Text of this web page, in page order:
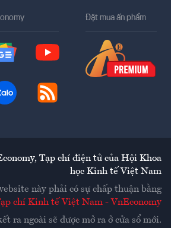
Đặt mua ấn phẩm
, Tạp chí điện tử của Hội Khoa
học Kinh tế Việt Nam
này phải có sự chấp thuận bằng
chí Kinh tế Việt Nam - VnEconomy
ra ngoài sẽ được mở ra ở cửa sổ mới.